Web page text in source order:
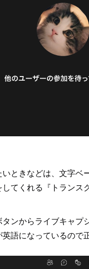
ときなどは、文字ベ
てくれる『トランス
ンからライブキャプ
語になっているので